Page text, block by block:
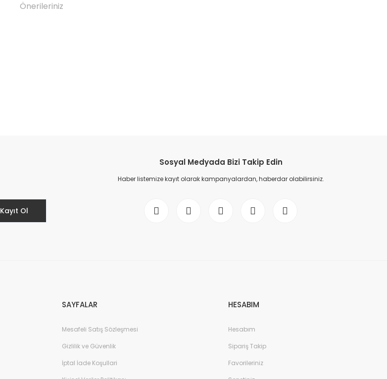
Önerileriniz
Kayıt Ol
Sosyal Medyada Bizi Takip Edin
Haber listemize kayıt olarak kampanyalardan, haberdar olabilirsiniz.
SAYFALAR
Mesafeli Satış Sözleşmesi
Gizlilik ve Güvenlik
İptal İade Koşullari
HESABIM
Hesabım
Sipariş Takip
Favorileriniz